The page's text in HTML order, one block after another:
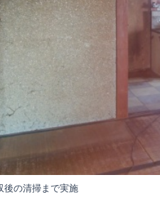
後の清掃まで実施